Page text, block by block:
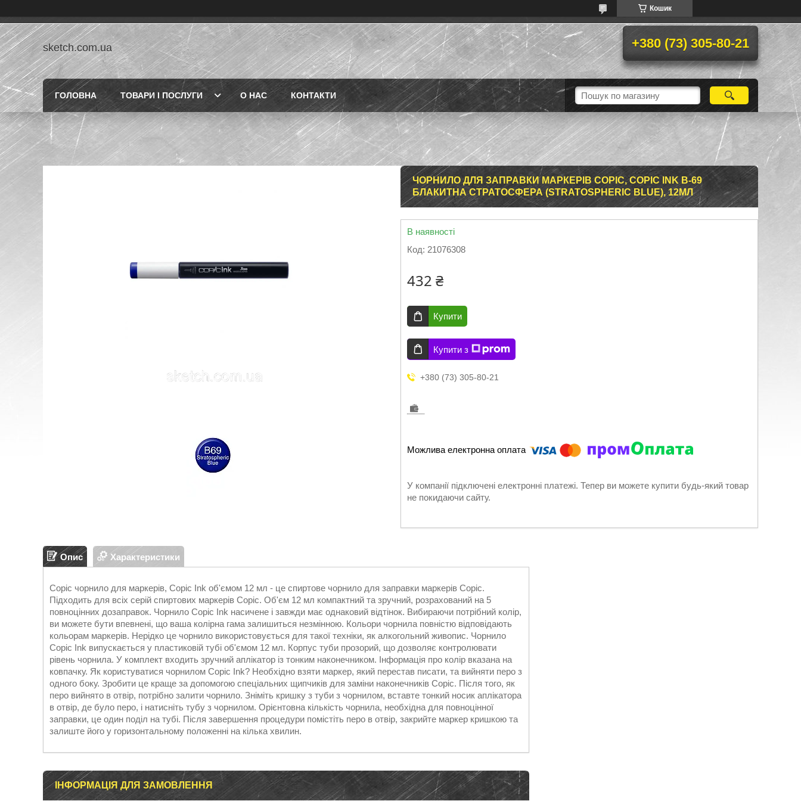
Кошик
sketch.com.ua +380 (73) 305-80-21
ГОЛОВНА ТОВАРИ І ПОСЛУГИ О НАС КОНТАКТИ
ЧОРНИЛО ДЛЯ ЗАПРАВКИ МАРКЕРІВ COPIC, COPIC INK B-69
БЛАКИТНА СТРАТОСФЕРА (STRATOSPHERIC BLUE), 12МЛ
В наявності
Код: 21076308
432 ₴
Купити
Купити з
+380 (73) 305-80-21
У компанії підключені електронні платежі. Тепер ви можете купити будь-який товар
не покидаючи сайту.
Опис Характеристики
Copic чорнило для маркерів, Copic Ink об'ємом 12 мл - це спиртове чорнило для заправки маркерів Copic.
Підходить для всіх серій спиртових маркерів Copic. Об'єм 12 мл компактний та зручний, розрахований на 5
повноцінних дозаправок. Чорнило Copic Ink насичене і завжди має однаковий відтінок. Вибираючи потрібний колір,
ви можете бути впевнені, що ваша колірна гама залишиться незмінною. Кольори чорнила повністю відповідають
кольорам маркерів. Нерідко це чорнило використовується для такої техніки, як алкогольний живопис. Чорнило
Copic Ink випускається у пластиковій тубі об'ємом 12 мл. Корпус туби прозорий, що дозволяє контролювати
рівень чорнила. У комплект входить зручний аплікатор із тонким наконечником. Інформація про колір вказана на
ковпачку. Як користуватися чорнилом Copic Ink? Необхідно взяти маркер, який перестав писати, та вийняти перо з
одного боку. Зробити це краще за допомогою спеціальних щипчиків для заміни наконечників Copic. Після того, як
перо вийнято в отвір, потрібно залити чорнило. Зніміть кришку з туби з чорнилом, вставте тонкий носик аплікатора
в отвір, де було перо, і натисніть тубу з чорнилом. Орієнтовна кількість чорнила, необхідна для повноцінної
заправки, це один поділ на тубі. Після завершення процедури помістіть перо в отвір, закрийте маркер кришкою та
залиште його у горизонтальному положенні на кілька хвилин.
ІНФОРМАЦІЯ ДЛЯ ЗАМОВЛЕННЯ